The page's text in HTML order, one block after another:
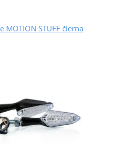
MOTION STUFF čierna